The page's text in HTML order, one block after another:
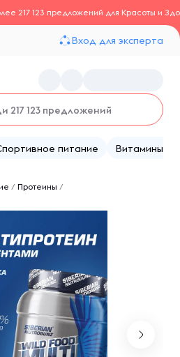
217 123 предложений для Красоты и
Вход для эксперта
питание Витамины
/ Протеины /